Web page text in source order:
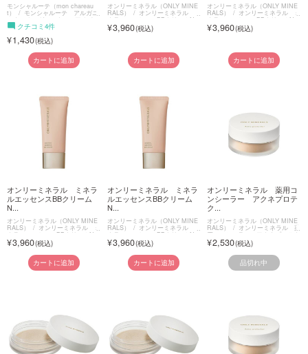
モンシャルーテ（mon chareau
t） モンシャルーテ アルガニ
ーナ オーガニック ヘアオイル
クチコミ4件
1,430
カートに追加
オンリーミネラル（ONLY MINE
RALS） オンリーミネラル ミ
ネラルエッセンスBBクリームN
3,960
カートに追加
オンリーミネラル（ONLY MINE
RALS） オンリーミネラル ミ
ネラルエッセンスBBクリームN
3,960
カートに追加
オンリーミネラル ミネラ
ルエッセンスBBクリーム
N...
オンリーミネラル（ONLY MINE
RALS） オンリーミネラル ミ
ネラルエッセンスBBクリームN
3,960
カートに追加
オンリーミネラル ミネラ
ルエッセンスBBクリーム
N...
オンリーミネラル（ONLY MINE
RALS） オンリーミネラル ミ
ネラルエッセンスBBクリームN
3,960
カートに追加
オンリーミネラル 薬用コ
ンシーラー アクネプロテ
ク...
オンリーミネラル（ONLY MINE
RALS） オンリーミネラル 薬
用コンシーラー アクネプロテク
ター2,530
品切れ中